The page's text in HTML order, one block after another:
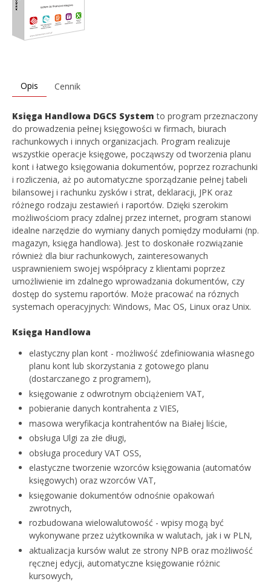
Opis Cennik
Księga Handlowa DGCS System to program przeznaczony
do prowadzenia pełnej księgowości w firmach, biurach
rachunkowych i innych organizacjach. Program realizuje
wszystkie operacje księgowe, począwszy od tworzenia planu
kont i łatwego księgowania dokumentów, poprzez rozrachunki
i rozliczenia, aż po automatyczne sporządzanie pełnej tabeli
bilansowej i rachunku zysków i strat, deklaracji, JPK oraz
różnego rodzaju zestawień i raportów. Dzięki szerokim
możliwościom pracy zdalnej przez internet, program stanowi
idealne narzędzie do wymiany danych pomiędzy modułami (np.
magazyn, księga handlowa). Jest to doskonałe rozwiązanie
również dla biur rachunkowych, zainteresowanych
usprawnieniem swojej współpracy z klientami poprzez
umożliwienie im zdalnego wprowadzania dokumentów, czy
dostęp do systemu raportów. Może pracować na róznych
systemach operacyjnych: Windows, Mac OS, Linux oraz Unix.
Księga Handlowa
elastyczny plan kont - możliwość zdefiniowania własnego
planu kont lub skorzystania z gotowego planu
(dostarczanego z programem),
księgowanie z odwrotnym obciążeniem VAT,
pobieranie danych kontrahenta z VIES,
masowa weryfikacja kontrahentów na Białej liście,
obsługa Ulgi za złe długi,
obsługa procedury VAT OSS,
elastyczne tworzenie wzorców księgowania (automatów
księgowych) oraz wzorców VAT,
księgowanie dokumentów odnośnie opakowań
zwrotnych,
rozbudowana wielowalutowość - wpisy mogą być
wykonywane przez użytkownika w walutach, jak i w PLN,
aktualizacja kursów walut ze strony NPB oraz możliwość
ręcznej edycji, automatyczne księgowanie różnic
kursowych,